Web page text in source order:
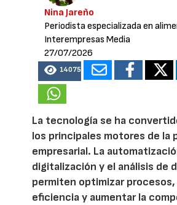
Nina Jareño
Periodista especializada en
Interempresas Media
27/07/2026
14075
La tecnología se ha
los principales motores de la
empresarial. La
digitalización y el análisis de
permiten optimizar procesos,
eficiencia y aumentar la